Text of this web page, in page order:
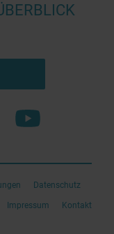
Datenschutz
Impressum Kontakt